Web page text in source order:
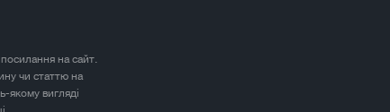
посилання на сайт.
чи статтю на
якому вигляді